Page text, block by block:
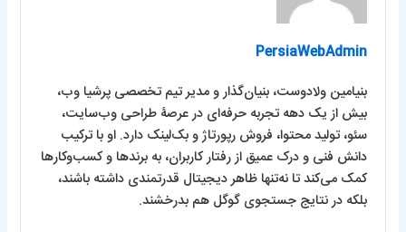
p
p
k
PersiaWebAdmin
بنیامین ولادوست، بنیان‌گذار و مدیر تیم تخصصی پرشیا وب،
بیش از یک دهه تجربه حرفه‌ای در عرصۀ طراحی وب‌سایت،
سئو، تولید محتوا، فروش رپورتاژ و بک‌لینک دارد. او با ترکیب
دانش فنی و درک عمیق از رفتار کاربران، به برندها و کسب‌وکارها
کمک می‌کند تا نه‌تنها ظاهر دیجیتال قدرتمندی داشته باشند،
بلکه در نتایج جستجوی گوگل هم بدرخشند.